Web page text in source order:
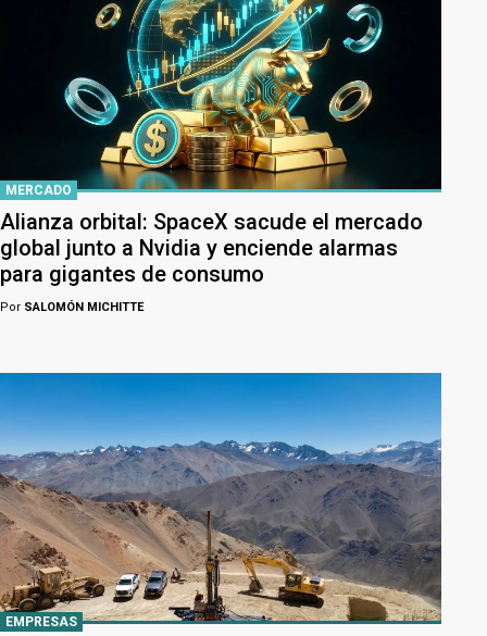
MERCADO
Alianza orbital: SpaceX sacude el mercado
global junto a Nvidia y enciende alarmas
para gigantes de consumo
Por SALOMÓN MICHITTE
EMPRESAS